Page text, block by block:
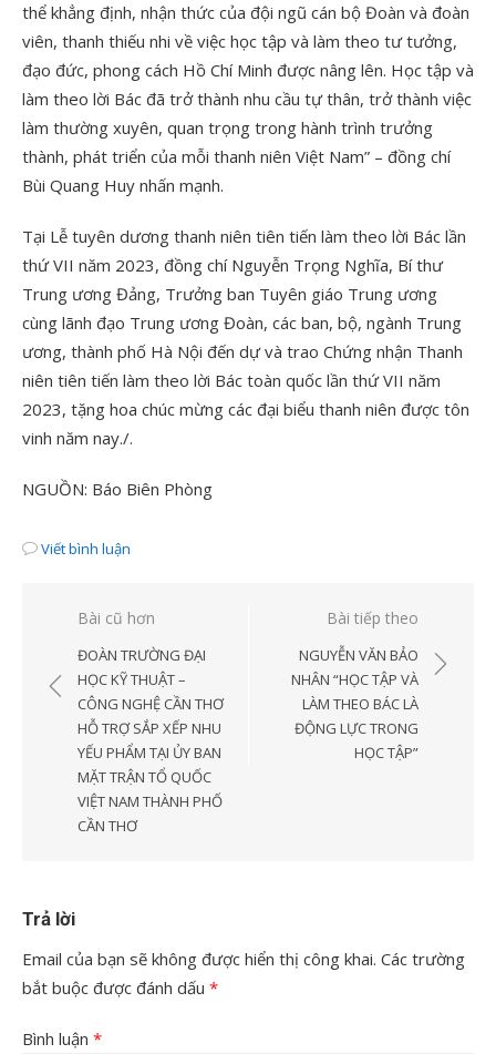
thể khẳng định, nhận thức của đội ngũ cán bộ Đoàn và đoàn
viên, thanh thiếu nhi về việc học tập và làm theo tư tưởng,
đạo đức, phong cách Hồ Chí Minh được nâng lên. Học tập và
làm theo lời Bác đã trở thành nhu cầu tự thân, trở thành việc
làm thường xuyên, quan trọng trong hành trình trưởng
thành, phát triển của mỗi thanh niên Việt Nam” – đồng chí
Bùi Quang Huy nhấn mạnh.
Tại Lễ tuyên dương thanh niên tiên tiến làm theo lời Bác lần
thứ VII năm 2023, đồng chí Nguyễn Trọng Nghĩa, Bí thư
Trung ương Đảng, Trưởng ban Tuyên giáo Trung ương
cùng lãnh đạo Trung ương Đoàn, các ban, bộ, ngành Trung
ương, thành phố Hà Nội đến dự và trao Chứng nhận Thanh
niên tiên tiến làm theo lời Bác toàn quốc lần thứ VII năm
2023, tặng hoa chúc mừng các đại biểu thanh niên được tôn
vinh năm nay./.
NGUỒN: Báo Biên Phòng
Viết bình luận
Điều
hướng
bài
viết
Bài cũ hơn
ĐOÀN TRƯỜNG ĐẠI
HỌC KỸ THUẬT –
CÔNG NGHỆ CẦN THƠ
HỖ TRỢ SẮP XẾP NHU
YẾU PHẨM TẠI ỦY BAN
MẶT TRẬN TỔ QUỐC
VIỆT NAM THÀNH PHỐ
CẦN THƠ
Bài tiếp theo
NGUYỄN VĂN BẢO
NHÂN “HỌC TẬP VÀ
LÀM THEO BÁC LÀ
ĐỘNG LỰC TRONG
HỌC TẬP”
Trả lời
Email của bạn sẽ không được hiển thị công khai. Các trường
bắt buộc được đánh dấu *
Bình luận *